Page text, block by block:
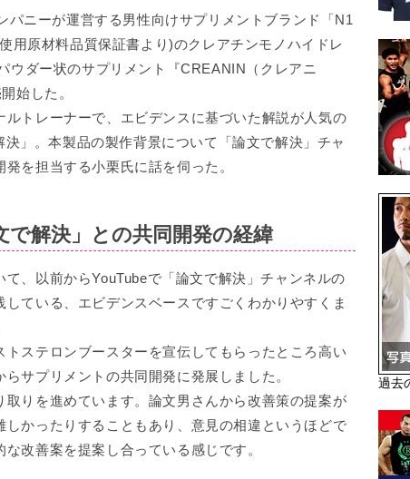
過去
ニーが運営する男性向けサプリメントブランド「N1
用原材料品質保証書より)のクレアチンモノハイドレ
ウダー状のサプリメント『CREANIN（クレアニ
始した。
トレーナーで、エビデンスに基づいた解説が人気の
」。本製品の製作背景について「論文で解決」チャ
を担当する小栗氏に話を伺った。
で解決」との共同開発の経緯
、以前からYouTubeで「論文で解決」チャンネルの
ている、エビデンスベースですごくわかりやすくま
ステロンブースターを宣伝してもらったところ高い
サプリメントの共同開発に発展しました。
りを進めています。論文男さんから改善策の提案が
かったりすることもあり、意見の相違というほどで
改善案を提案し合っている感じです。